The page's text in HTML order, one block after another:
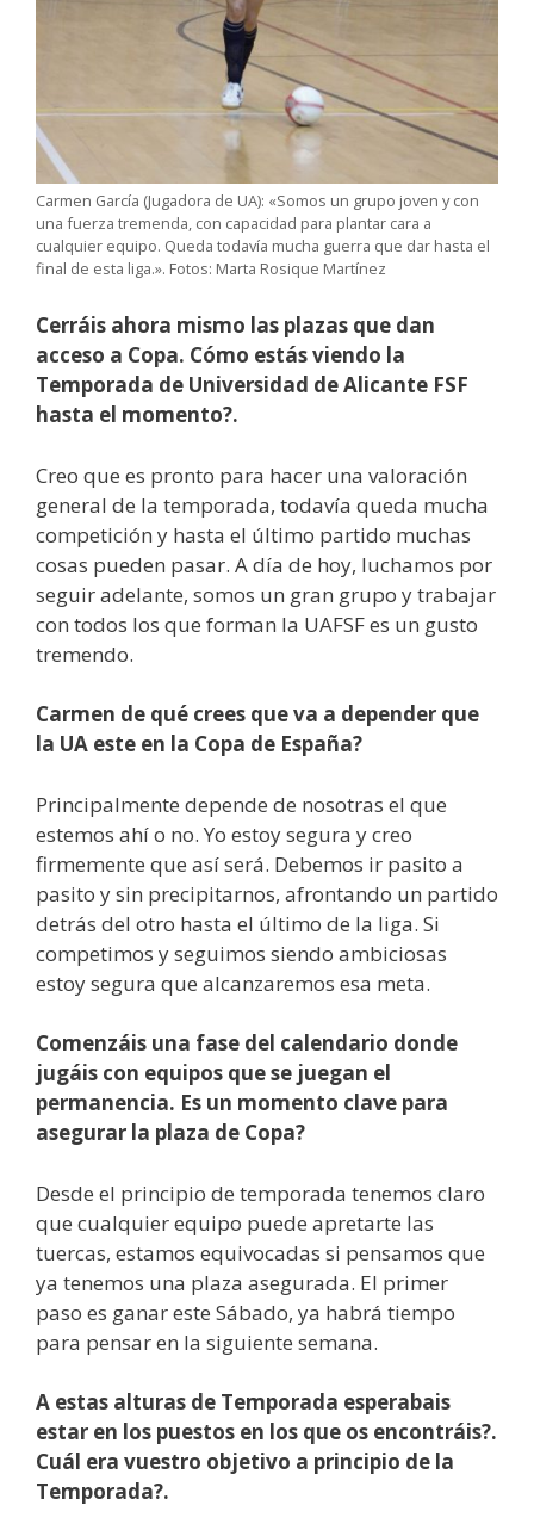
Carmen García (Jugadora de UA): «Somos un grupo joven y con
una fuerza tremenda, con capacidad para plantar cara a
cualquier equipo. Queda todavía mucha guerra que dar hasta el
final de esta liga.». Fotos: Marta Rosique Martínez
Cerráis ahora mismo las plazas que dan
acceso a Copa. Cómo estás viendo la
Temporada de Universidad de Alicante FSF
hasta el momento?.
Creo que es pronto para hacer una valoración
general de la temporada, todavía queda mucha
competición y hasta el último partido muchas
cosas pueden pasar. A día de hoy, luchamos por
seguir adelante, somos un gran grupo y trabajar
con todos los que forman la UAFSF es un gusto
tremendo.
Carmen de qué crees que va a depender que
la UA este en la Copa de España?
Principalmente depende de nosotras el que
estemos ahí o no. Yo estoy segura y creo
firmemente que así será. Debemos ir pasito a
pasito y sin precipitarnos, afrontando un partido
detrás del otro hasta el último de la liga. Si
competimos y seguimos siendo ambiciosas
estoy segura que alcanzaremos esa meta.
Comenzáis una fase del calendario donde
jugáis con equipos que se juegan el
permanencia. Es un momento clave para
asegurar la plaza de Copa?
Desde el principio de temporada tenemos claro
que cualquier equipo puede apretarte las
tuercas, estamos equivocadas si pensamos que
ya tenemos una plaza asegurada. El primer
paso es ganar este Sábado, ya habrá tiempo
para pensar en la siguiente semana.
A estas alturas de Temporada esperabais
estar en los puestos en los que os encontráis?.
Cuál era vuestro objetivo a principio de la
Temporada?.